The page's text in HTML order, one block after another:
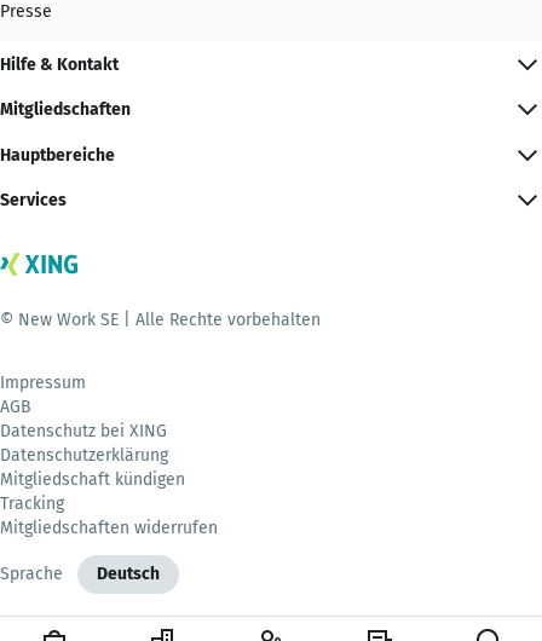
Presse
Hilfe & Kontakt
Mitgliedschaften
Hauptbereiche
Services
© New Work SE | Alle Rechte vorbehalten
Impressum
AGB
Datenschutz bei XING
Datenschutzerklärung
Mitgliedschaft kündigen
Tracking
Mitgliedschaften widerrufen
Sprache Deutsch